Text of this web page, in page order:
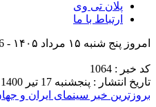
پلان تی وی
ارتباط با ما
امروز پنج شنبه ۱۵ مرداد ۱۴۰۵ - Thursday 6 August 2026
کد خبر : 1064
تاریخ انتشار : پنجشنبه 17 تیر 1400 - 7:07
بروزترین خبر سینمای ایران و